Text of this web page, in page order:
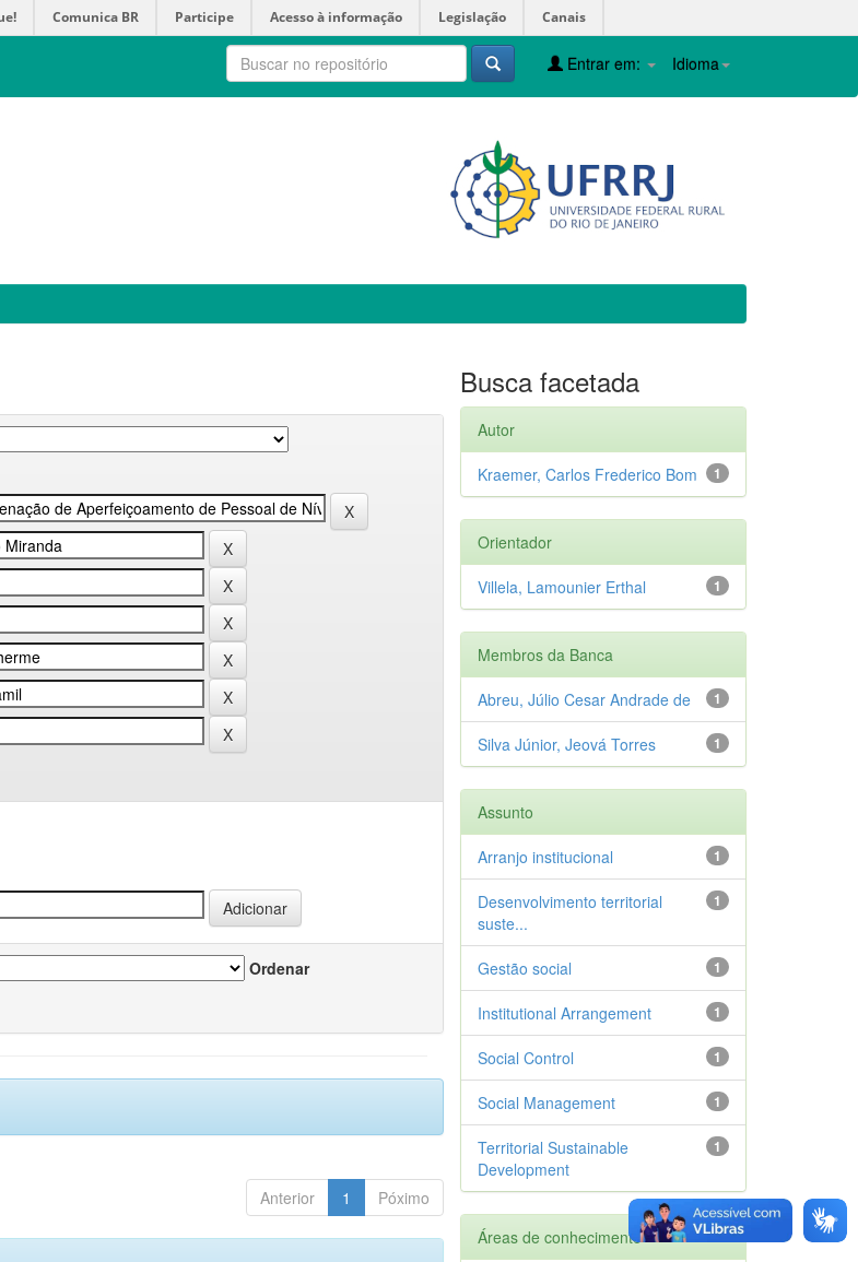
Comunica BR Participe Acesso à informação Legislação Canais
Idioma
Entrar em:
Ordenar
Anterior 1 Póximo
Busca facetada
Autor
1
Kraemer, Carlos Frederico Bom
Orientador
1
Villela, Lamounier Erthal
Membros da Banca
1
Abreu, Júlio Cesar Andrade de
1
Silva Júnior, Jeová Torres
Assunto
1
Arranjo institucional
1
Desenvolvimento territorial
suste...
1
Gestão social
1
Institutional Arrangement
1
Social Control
1
Social Management
1
Territorial Sustainable
Development
Áreas de conhecimento